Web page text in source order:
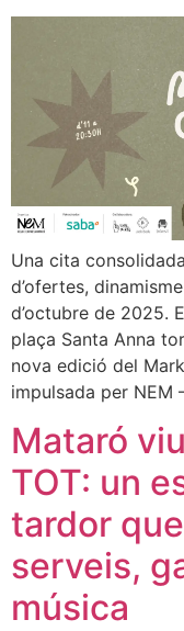
Una cita
d’ofertes,
d’octubre de 2025.
plaça Santa Anna
nova edició del
impulsada per NEM
Mataró
TOT: un
tardor
serveis,
música